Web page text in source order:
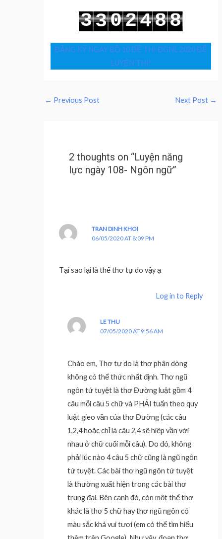
3
4
3
4
0
1
2
3
4
5
8
99
8
ĐĂNG KÝ NGAY BỘ 10 ĐỀ THI ĐGNL 2020 ĐỂ
LUYỆN THI!
← Previous Post Next Post →
2 thoughts on “Luyện năng
lực ngày 108- Ngôn ngữ”
TRAN DINH KHOI
06/05/2020 AT 8:09 PM
Tại sao lại là thể thơ tự do vậy ạ
Log in to Reply
LE THU
07/05/2020 AT 9:56 AM
Chào em, Thơ tự do là thơ phân dòng
không có thể thức nhất định. Thơ ngũ
ngôn tứ tuyệt là thơ Đường luật gồm 4
câu mỗi câu 5 chữ và PHẢI tuấn theo quy
luật gieo vần của thơ Đường (các câu
1,2,4 hoặc chỉ là câu 2,4 sẽ hiệp vần với
nhau ở chữ cuối mỗi câu). Do đó, không
phải lúc nào 4 câu 5 chữ cũng là ngũ ngôn
tứ tuyệt. Các bài thơ ngũ ngôn tứ tuyệt
là thường xuất hiện trong các bài thơ
trung đại. Bên cạnh đó, còn một thể thơ
khác là thơ 5 chữ hay thơ ngũ ngôn có
màu sắc khá vui tươi (em có thể tìm hiểu